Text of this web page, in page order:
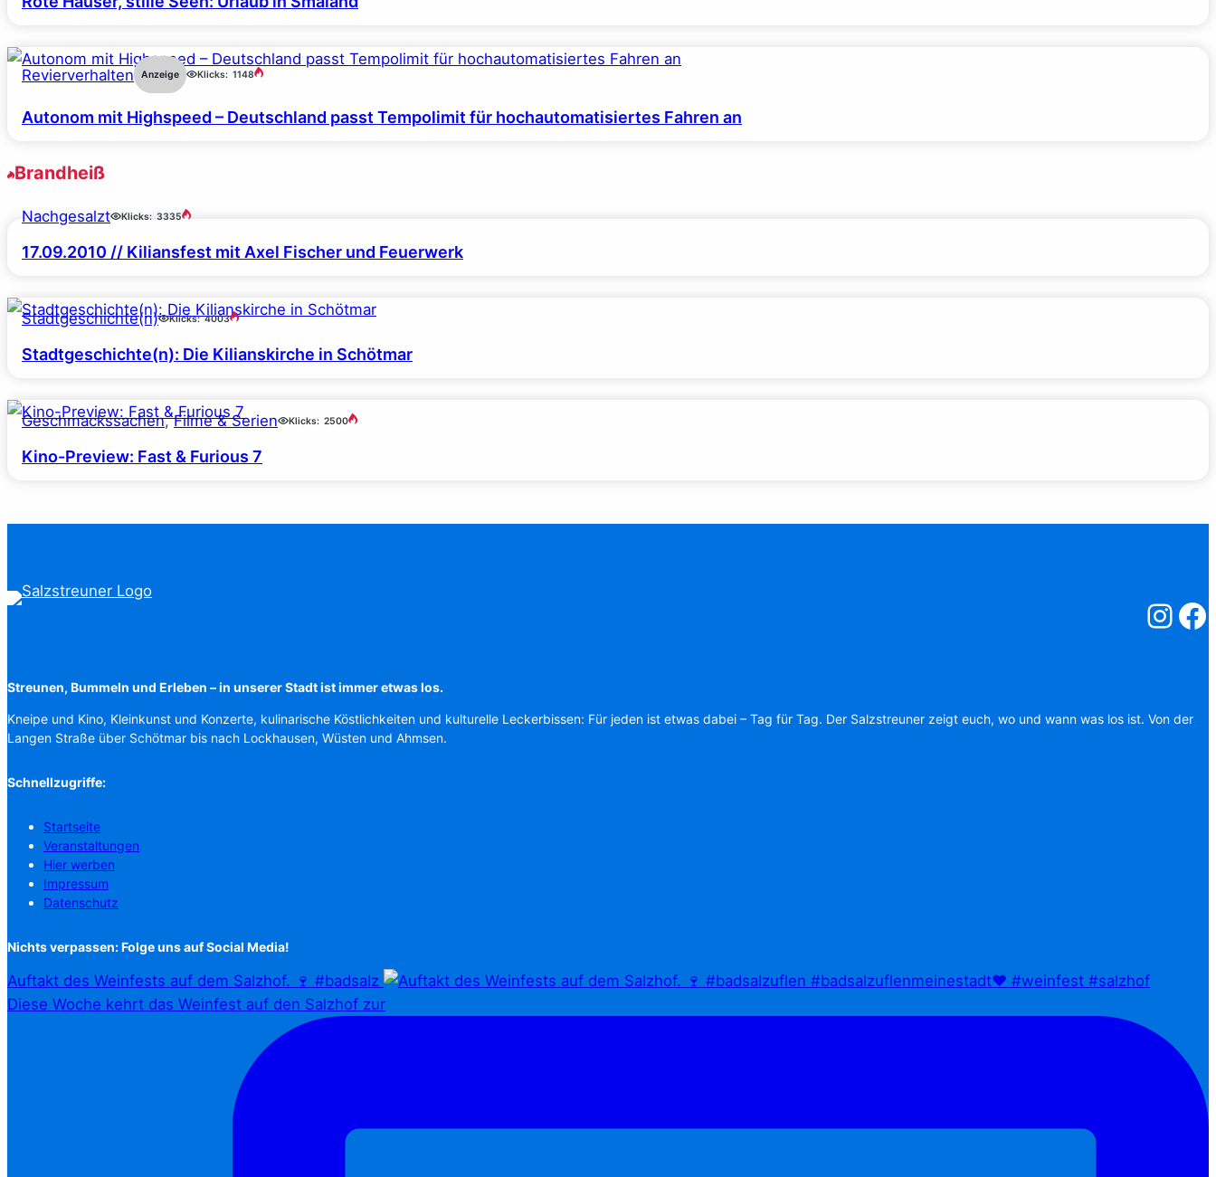
Revierverhalten Anzeige Klicks: 1148
Autonom mit Highspeed – Deutschland passt Tempolimit für hochautomatisiertes Fahren an
Brandheiß
Nachgesalzt Klicks: 3335
17.09.2010 // Kiliansfest mit Axel Fischer und Feuerwerk
Stadtgeschichte(n) Klicks: 4003
Stadtgeschichte(n): Die Kilianskirche in Schötmar
Geschmackssachen, Filme & Serien Klicks: 2500
Kino-Preview: Fast & Furious 7
Streunen, Bummeln und Erleben – in unserer Stadt ist immer etwas los.
Kneipe und Kino, Kleinkunst und Konzerte, kulinarische Köstlichkeiten und kulturelle Leckerbissen: Für jeden ist etwas dabei – Tag für Tag. Der Salzstreuner zeigt euch, wo und wann was los ist. Von der
Langen Straße über Schötmar bis nach Lockhausen, Wüsten und Ahmsen.
Schnellzugriffe:
Startseite
Veranstaltungen
Hier werben
Impressum
Datenschutz
Nichts verpassen: Folge uns auf Social Media!
Auftakt des Weinfests auf dem Salzhof. 🍷 #badsalz
Diese Woche kehrt das Weinfest auf den Salzhof zur